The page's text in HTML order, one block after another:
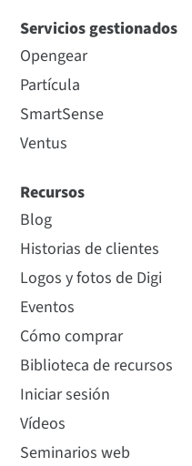
Servicios gestionados
Opengear
Partícula
SmartSense
Ventus
Recursos
Blog
Historias de clientes
Logos y fotos de Digi
Eventos
Cómo comprar
Biblioteca de recursos
Iniciar sesión
Vídeos
Seminarios web